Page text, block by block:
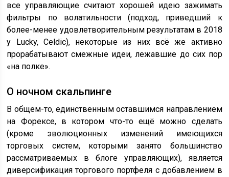
все управляющие считают хорошей идею зажимать
фильтры по волатильности (подход, приведший к
более-менее удовлетворительным результатам в 2018
у Lucky, Celdic), некоторые из них всё же активно
прорабатывают смежные идеи, лежавшие до сих пор
«на полке».
О ночном скальпинге
В общем-то, единственным оставшимся направлением
на Форексе, в котором что-то ещё можно сделать
(кроме эволюционных изменений имеющихся
торговых систем, которыми занято большинство
рассматриваемых в блоге управляющих), является
диверсификация торгового портфеля с добавлением в